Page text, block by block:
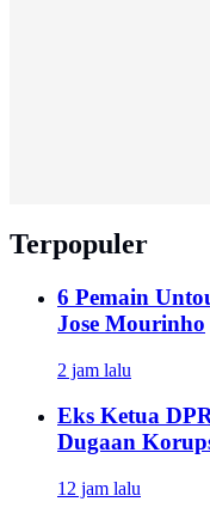
Terpopuler
6 Pemain
Jose Mourinho
2 jam lalu
Eks Ketua
Dugaan
12 jam lalu